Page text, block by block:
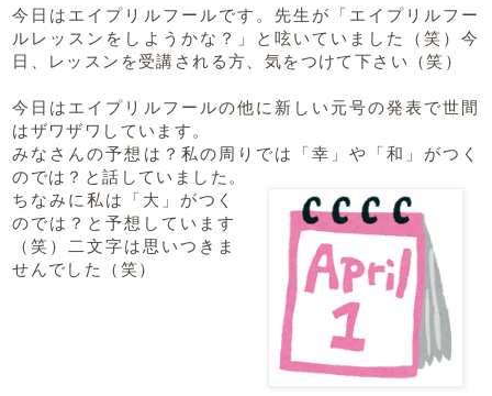
今日はエイプリルフールです。先生が「エイプリルフー
ルレッスンをしようかな？」と呟いていました（笑）今
日、レッスンを受講される方、気をつけて下さい（笑）
今日はエイプリルフールの他に新しい元号の発表で世間
はザワザワしています。
みなさんの予想は？私の周りでは「幸」や「和」がつく
のでは？と話していました。
ちなみに私は「大」がつく
のでは？と予想しています
（笑）二文字は思いつきま
せんでした（笑）